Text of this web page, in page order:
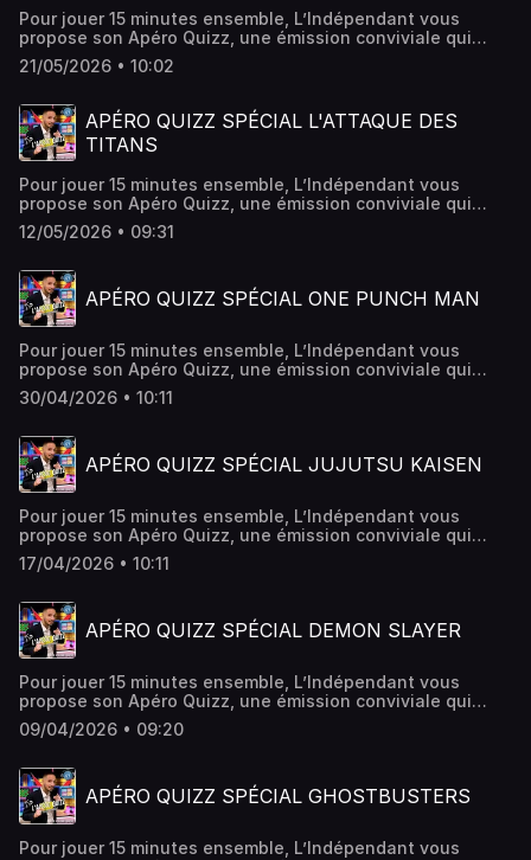
Pour jouer 15 minutes ensemble, L’Indépendant vous
propose son Apéro Quizz, une émission conviviale qui
vous donne rendez-vous chaque week-end ! Cette fois-ci,
c'est un quiz spécial Pink Floyd
21/05/2026 • 10:02
APÉRO QUIZZ SPÉCIAL L'ATTAQUE DES
TITANS
Pour jouer 15 minutes ensemble, L’Indépendant vous
propose son Apéro Quizz, une émission conviviale qui
vous donne rendez-vous chaque week-end ! Cette fois-ci,
c'est un quiz spécial L'Attaque des Titans
12/05/2026 • 09:31
APÉRO QUIZZ SPÉCIAL ONE PUNCH MAN
Pour jouer 15 minutes ensemble, L’Indépendant vous
propose son Apéro Quizz, une émission conviviale qui
vous donne rendez-vous chaque week-end ! Cette fois-ci,
c'est un quiz spécial One Punch Man.
30/04/2026 • 10:11
APÉRO QUIZZ SPÉCIAL JUJUTSU KAISEN
Pour jouer 15 minutes ensemble, L’Indépendant vous
propose son Apéro Quizz, une émission conviviale qui
vous donne rendez-vous chaque week-end ! Cette fois-ci,
c'est un quiz spécial Jujutsu Kaisen.
17/04/2026 • 10:11
APÉRO QUIZZ SPÉCIAL DEMON SLAYER
Pour jouer 15 minutes ensemble, L’Indépendant vous
propose son Apéro Quizz, une émission conviviale qui
vous donne rendez-vous chaque week-end ! Cette fois-ci,
c'est un quiz spécial DEMON SLAYER.
09/04/2026 • 09:20
APÉRO QUIZZ SPÉCIAL GHOSTBUSTERS
Pour jouer 15 minutes ensemble, L’Indépendant vous